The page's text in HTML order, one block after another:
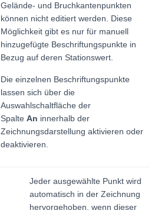
Gelände- und Bruchkantenpunkten
können nicht editiert werden. Diese
Möglichkeit gibt es nur für manuell
hinzugefügte Beschriftungspunkte in
Bezug auf deren Stationswert.
Die einzelnen Beschriftungspunkte
lassen sich über die
Auswahlschaltfläche der
Spalte An innerhalb der
Zeichnungsdarstellung aktivieren oder
deaktivieren.
Jeder ausgewählte Punkt wird
automatisch in der Zeichnung
hervorgehoben, wenn dieser